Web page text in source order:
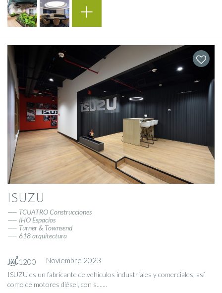
ISUZU
TCUATRO Construcciones
IHO Espacios
Turner & Townsend
618 arquitectura
1200 Noviembre 2023
ISUZU es un fabricante de vehículos industriales y comerciales, así
como de motores diésel, con s.......